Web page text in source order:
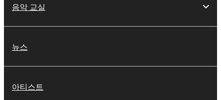
음악 교실
뉴스
아티스트